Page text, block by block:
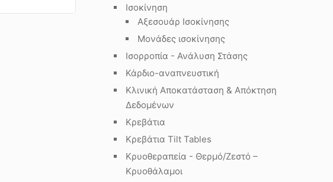
Ισοκίνηση
Αξεσουάρ Ισοκίνησης
Μονάδες ισοκίνησης
Ισορροπία - Ανάλυση Στάσης
Κάρδιο-αναπνευστική
Κλινική Αποκατάσταση & Απόκτηση
Δεδομένων
Κρεβάτια
Κρεβάτια Tilt Tables
Κρυοθεραπεία - Θερμό/Ζεστό –
Κρυοθάλαμοι